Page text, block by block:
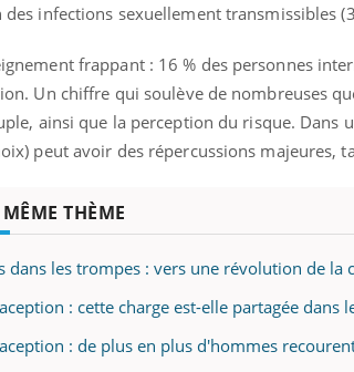
infections sexuellement transmissibles
frappant : 16 % des personnes
Un chiffre qui soulève de nombreuses
ainsi que la perception du risque.
peut avoir des répercussions
THÈME
dans les trompes : vers une révolution de la
: cette charge est-elle partagée dans
: de plus en plus d'hommes